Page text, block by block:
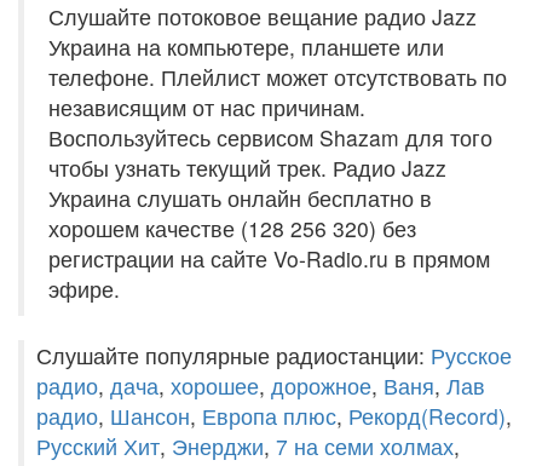
Слушайте потоковое вещание радио Jazz
Украина на компьютере, планшете или
телефоне. Плейлист может отсутствовать по
независящим от нас причинам.
Воспользуйтесь сервисом Shazam для того
чтобы узнать текущий трек. Радио Jazz
Украина слушать онлайн бесплатно в
хорошем качестве (128 256 320) без
регистрации на сайте Vo-Radio.ru в прямом
эфире.
Слушайте популярные радиостанции: Русское
радио, дача, хорошее, дорожное, Ваня, Лав
радио, Шансон, Европа плюс, Рекорд(Record),
Русский Хит, Энерджи, 7 на семи холмах,